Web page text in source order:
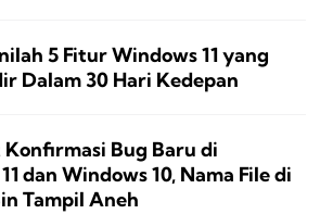
5 Fitur Windows 11 yang
Dalam 30 Hari Kedepan
Bug Baru di
dan Windows 10, Nama File di
Tampil Aneh